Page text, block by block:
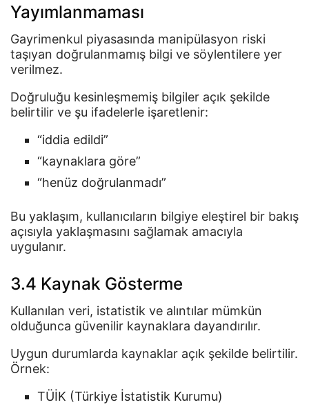
Yayımlanmaması
Gayrimenkul piyasasında manipülasyon riski
taşıyan doğrulanmamış bilgi ve söylentilere yer
verilmez.
Doğruluğu kesinleşmemiş bilgiler açık şekilde
belirtilir ve şu ifadelerle işaretlenir:
“iddia edildi”
“kaynaklara göre”
“henüz doğrulanmadı”
Bu yaklaşım, kullanıcıların bilgiye eleştirel bir bakış
açısıyla yaklaşmasını sağlamak amacıyla
uygulanır.
3.4 Kaynak Gösterme
Kullanılan veri, istatistik ve alıntılar mümkün
olduğunca güvenilir kaynaklara dayandırılır.
Uygun durumlarda kaynaklar açık şekilde belirtilir.
Örnek:
TÜİK (Türkiye İstatistik Kurumu)